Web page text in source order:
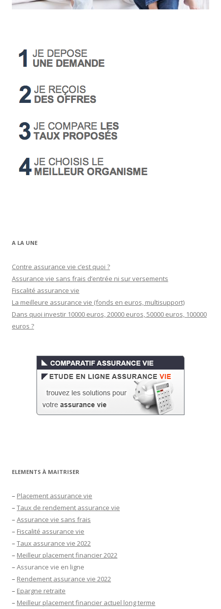
A LA UNE
Contre assurance vie c’est quoi ?
Assurance vie sans frais d’entrée ni sur versements
Fiscalité assurance vie
La meilleure assurance vie (fonds en euros, multisupport)
Dans quoi investir 10000 euros, 20000 euros, 50000 euros, 100000
euros ?
ELEMENTS À MAITRISER
– Placement assurance vie
– Taux de rendement assurance vie
– Assurance vie sans frais
– Fiscalité assurance vie
– Taux assurance vie 2022
– Meilleur placement financier 2022
– Assurance vie en ligne
– Rendement assurance vie 2022
– Epargne retraite
– Meilleur placement financier actuel long terme